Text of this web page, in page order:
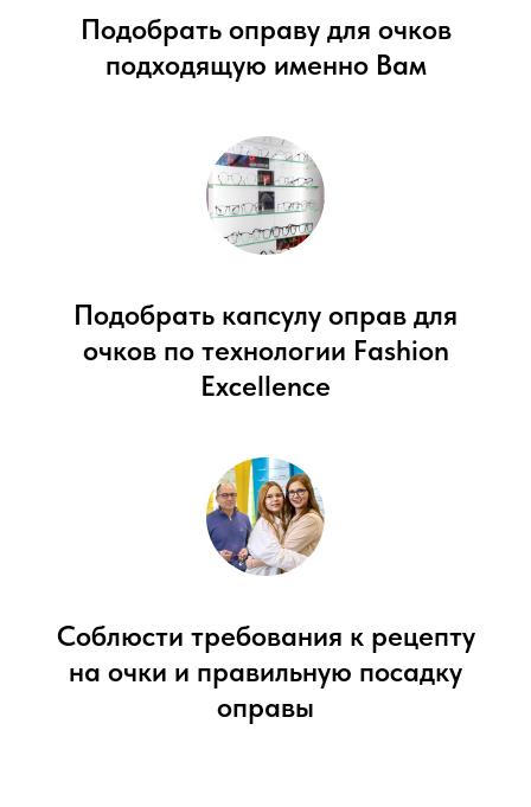
Подобрать оправу для очков
подходящую именно Вам
Подобрать капсулу оправ для
очков по технологии Fashion
Excellence
Соблюсти требования к рецепту
на очки и правильную посадку
оправы